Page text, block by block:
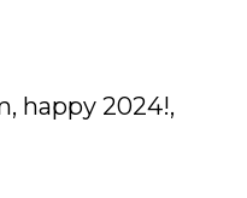
happy 2024!,